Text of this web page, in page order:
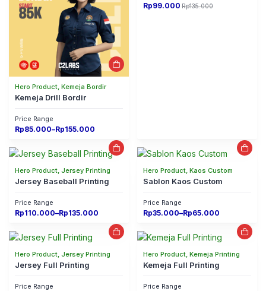
Hero Product, Kemeja Bordir
Kemeja Drill Bordir
Price Range
Rp85.000–Rp155.000
Price
range:
through
Rp155.000
Rp135.000
Original
Rp99.000
Current
Hero Product, Jersey Printing
Jersey Baseball Printing
Price Range
Rp110.000–Rp135.000
Price
range:
through
Rp135.000
Hero Product, Kaos Custom
Sablon Kaos Custom
Price Range
Rp35.000–Rp65.000
Price
range:
through
Rp65.000
Hero Product, Jersey Printing
Jersey Full Printing
Price Range
Hero Product, Kemeja Printing
Kemeja Full Printing
Price Range